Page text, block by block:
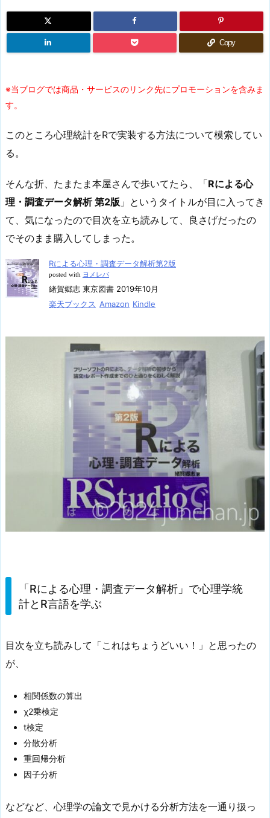
Copy
※当ブログでは商品・サービスのリンク先にプロモーションを含みま
す。
このところ心理統計をRで実装する方法について模索してい
る。
そんな折、たまたま本屋さんで歩いてたら、「Rによる心
理・調査データ解析 第2版 」というタイトルが目に入ってき
て、気になったので目次を立ち読みして、良さげだったの
でそのまま購入してしまった。
Rによる心理・調査データ解析第2版
posted with ヨメレバ
緒賀郷志 東京図書 2019年10月
楽天ブックス Amazon Kindle
「Rによる心理・調査データ解析」で心理学統
計とR言語を学ぶ
目次を立ち読みして「これはちょうどいい！」と思ったの
が、
相関係数の算出
χ2乗検定
t検定
分散分析
重回帰分析
因子分析
などなど、心理学の論文で見かける分析方法を一通り扱っ